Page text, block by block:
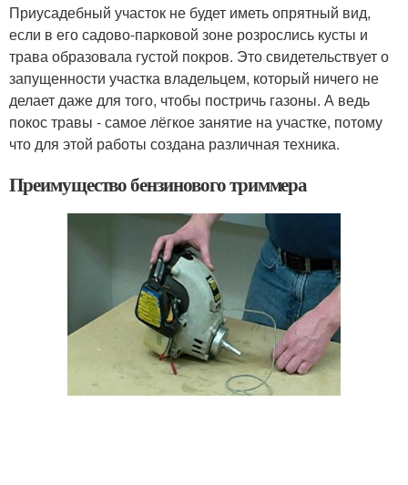
Приусадебный участок не будет иметь опрятный вид,
если в его садово-парковой зоне розрослись кусты и
трава образовала густой покров. Это свидетельствует о
запущенности участка владельцем, который ничего не
делает даже для того, чтобы постричь газоны. А ведь
покос травы - самое лёгкое занятие на участке, потому
что для этой работы создана различная техника.
Преимущество бензинового триммера